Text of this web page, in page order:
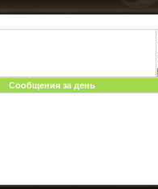
Сообщения за день